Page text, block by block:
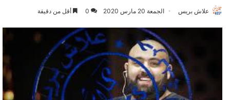
علاش بريس الجمعة 20 مارس 2020 0 أقل من دقيقة